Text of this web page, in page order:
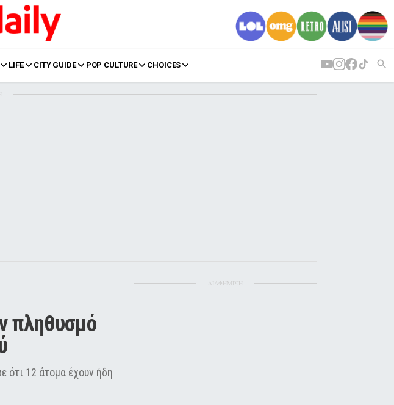
LIFE CITY GUIDE POP CULTURE CHOICES
πληθυσμό
ότι 12 άτομα έχουν ήδη
ΔΙΑΦΗΜΙΣΗ